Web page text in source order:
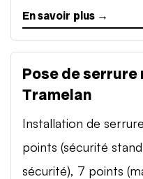
En savoir plus →
Pose de
Tramelan
Installation de
points (sécurité
sécurité), 7 points